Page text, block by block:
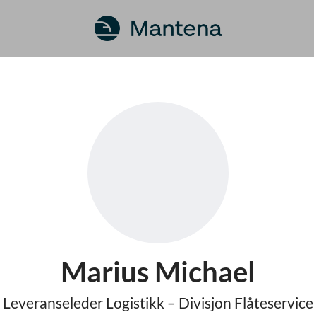
Marius Michael
Leveranseleder Logistikk – Divisjon Flåteservice